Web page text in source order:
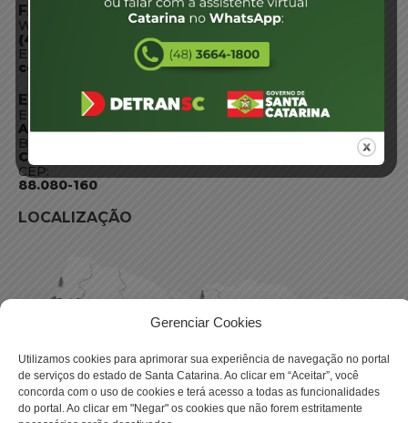
Gerenciar Cookies
Utilizamos cookies para aprimorar sua experiência de navegação no portal
de serviços do estado de Santa Catarina. Ao clicar em “Aceitar”, você
concorda com o uso de cookies e terá acesso a todas as funcionalidades
do portal. Ao clicar em "Negar" os cookies que não forem estritamente
FALE CONOSCO
WhatsApp:
(48) 3664-1800
E-mail:
centraldeinformacoes@detran.sc.gov.br
ENDEREÇO
Endereço:
Av. Almirante Tamandaré - 480
Bairro:
Coqueiros, Florianópolis SC
CEP:
88.080-160
LOCALIZAÇÃO